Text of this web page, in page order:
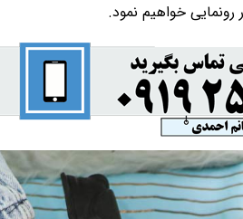
رونمایی خواهیم نمود.